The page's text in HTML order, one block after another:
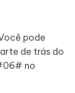
pode
de trás do
no